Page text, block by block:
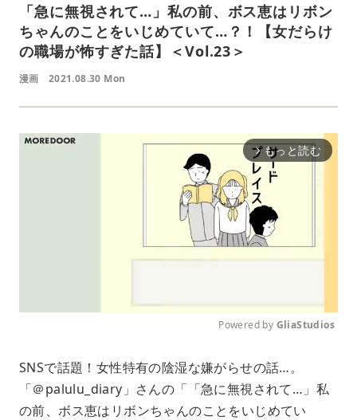
「急に無視されて…」私の前、ボス恵はリボン
ちゃんのことをいじめていて…？！【女だらけ
の職場が怖すぎた話】＜Vol.23＞
漫画 2021.08.30 Mon
arrow_forward_ios もっと読む
u
t
e
Powered by GliaStudios
SNSで話題！女性特有の陰湿な嫌がらせの話…。
「＠palulu_diary」さんの「「急に無視されて…」私
の前、ボス恵はリボンちゃんのことをいじめてい